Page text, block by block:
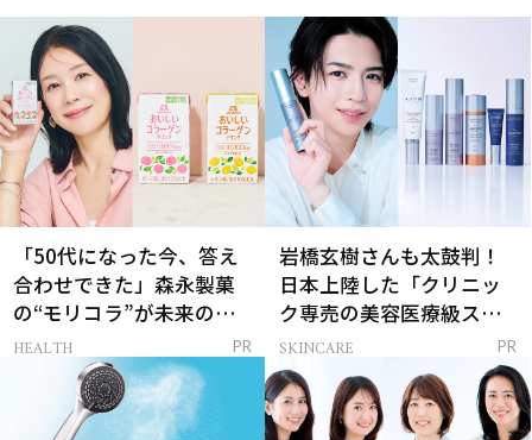
「50代になった今、答え
合わせできた」森永製菓
の“モリコラ”が未来のキ
レイを連れてくる！
HEALTH PR
岩橋玄樹さんも太鼓判！
日本上陸した「クリニッ
ク専売の美容医療級スキ
ンケア」
SKINCARE PR